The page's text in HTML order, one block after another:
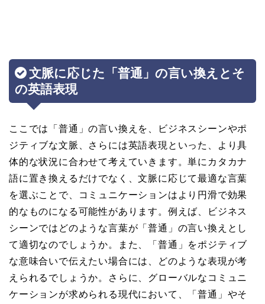
文脈に応じた「普通」の言い換えとそ
の英語表現
ここでは「普通」の言い換えを、ビジネスシーンやポ
ジティブな文脈、さらには英語表現といった、より具
体的な状況に合わせて考えていきます。単にカタカナ
語に置き換えるだけでなく、文脈に応じて最適な言葉
を選ぶことで、コミュニケーションはより円滑で効果
的なものになる可能性があります。例えば、ビジネス
シーンではどのような言葉が「普通」の言い換えとし
て適切なのでしょうか。また、「普通」をポジティブ
な意味合いで伝えたい場合には、どのような表現が考
えられるでしょうか。さらに、グローバルなコミュニ
ケーションが求められる現代において、「普通」やそ